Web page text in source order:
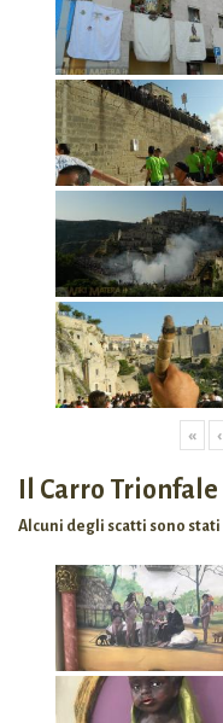
« ‹
Il Carro Trionfale
Alcuni degli scatti sono